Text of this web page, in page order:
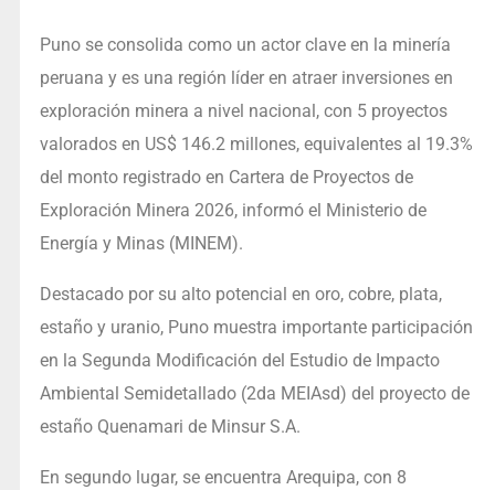
Puno se consolida como un actor clave en la minería
peruana y es una región líder en atraer inversiones en
exploración minera a nivel nacional, con 5 proyectos
valorados en US$ 146.2 millones, equivalentes al 19.3%
del monto registrado en Cartera de Proyectos de
Exploración Minera 2026, informó el Ministerio de
Energía y Minas (MINEM).
Destacado por su alto potencial en oro, cobre, plata,
estaño y uranio, Puno muestra importante participación
en la Segunda Modificación del Estudio de Impacto
Ambiental Semidetallado (2da MEIAsd) del proyecto de
estaño Quenamari de Minsur S.A.
En segundo lugar, se encuentra Arequipa, con 8